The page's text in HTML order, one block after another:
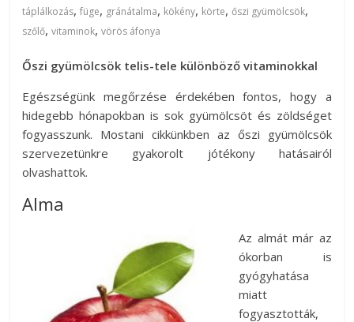
táplálkozás,füge, gránátalma, kökény, körte,őszi gyümölcsök,
szőlő,vitaminok,vörös áfonya
Őszi gyümölcsök telis-tele különböző vitaminokkal
Egészségünk megőrzése érdekében fontos, hogy a
hidegebb hónapokban is sok gyümölcsöt és zöldséget
fogyasszunk. Mostani cikkünkben az őszi gyümölcsök
szervezetünkre gyakorolt jótékony hatásairól
olvashattok.
Alma
Az almát már az
ókorban is
gyógyhatása
miatt
fogyasztották,